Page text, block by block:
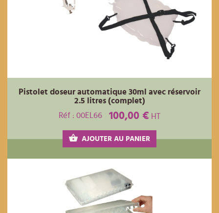
Pistolet doseur automatique 30ml avec réservoir
2.5 litres (complet)
Réf : 00EL66
100,00 € HT
AJOUTER AU PANIER